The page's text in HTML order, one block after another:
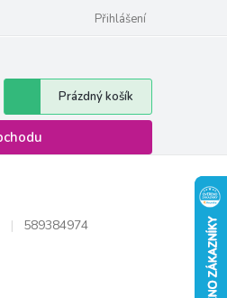
odstoupení od smlouvy
Přihlášení
Nákupní
košík
Prázdný košík
589384974